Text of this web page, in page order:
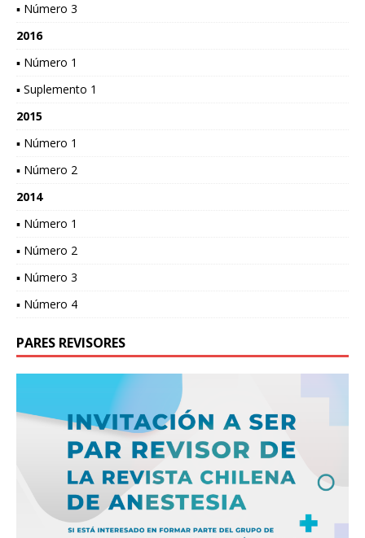
▪ Número 3
2016
▪ Número 1
▪ Suplemento 1
2015
▪ Número 1
▪ Número 2
2014
▪ Número 1
▪ Número 2
▪ Número 3
▪ Número 4
PARES REVISORES